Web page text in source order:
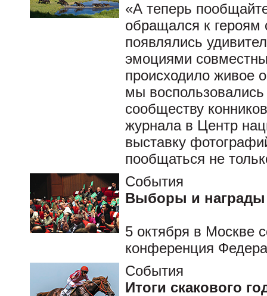
«А теперь
обращался к героям
появлялись
эмоциями
происходило живое
мы
сообществу
журнала в Центр
выставку
пообщаться не
События
Выборы и
5 октября в Москве
конференция
События
Итоги скакового